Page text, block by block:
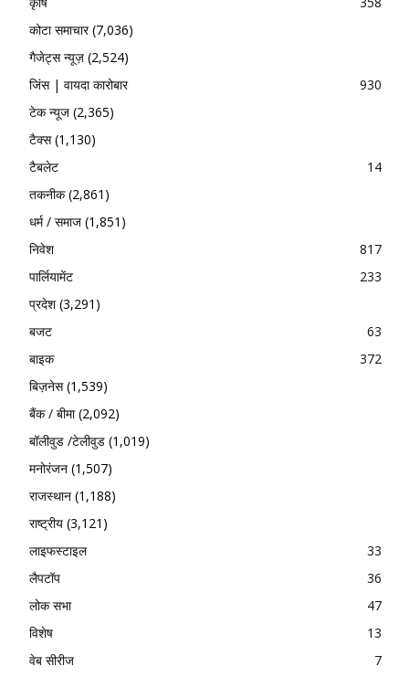
कोटा समाचार(7,036)
गैजेट्स न्यूज़ (2,524)
जिंस | वायदा कारोबार
930
टेक न्यूज (2,365)
टैक्स(1,130)
टैबलेट
14
तकनीक(2,861)
धर्म / समाज (1,851)
निवेश
817
पार्लियामेंट
233
प्रदेश(3,291)
बजट
63
बाइक
372
बिज़नेस(1,539)
बैंक / बीमा(2,092)
बॉलीवुड /टेलीवुड (1,019)
मनोरंजन (1,507)
राजस्थान (1,188)
राष्ट्रीय (3,121)
लाइफस्टाइल
33
लैपटॉप
36
लोक सभा
47
विशेष
13
वेब सीरीज
7